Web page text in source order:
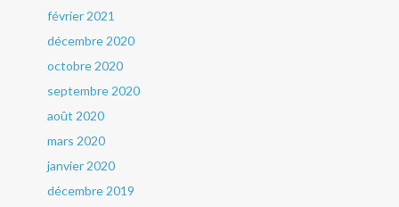
février 2021
décembre 2020
octobre 2020
septembre 2020
août 2020
mars 2020
janvier 2020
décembre 2019